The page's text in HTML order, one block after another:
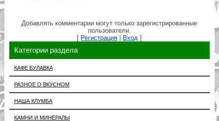
Добавлять комментарии могут только зарегистрированные
пользователи.
[ Регистрация | Вход ]
Категории раздела
КАФЕ БУЛАВКА
РАЗНОЕ О ВКУСНОМ
НАША КЛУМБА
КАМНИ И МИНЕРАЛЫ